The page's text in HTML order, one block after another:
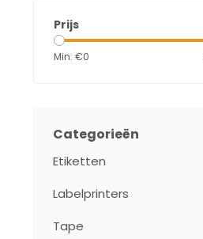
Prijs
Min: €0
Categorieën
Etiketten
Labelprinters
Tape